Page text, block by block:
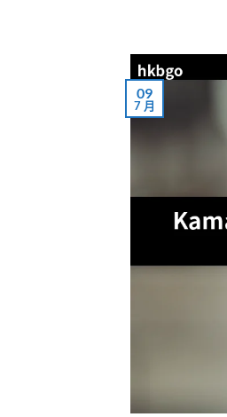
09
7 月